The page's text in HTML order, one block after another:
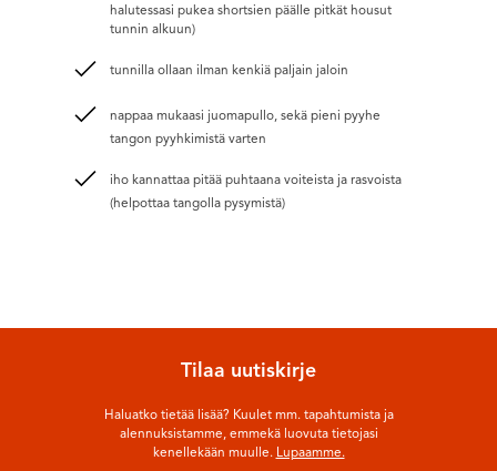
halutessasi pukea shortsien päälle pitkät housut
tunnin alkuun)
tunnilla ollaan ilman kenkiä paljain jaloin
nappaa mukaasi juomapullo, sekä pieni pyyhe
tangon pyyhkimistä varten
iho kannattaa pitää puhtaana voiteista ja rasvoista
(helpottaa tangolla pysymistä)
Tilaa uutiskirje
Haluatko tietää lisää? Kuulet mm. tapahtumista ja
alennuksistamme, emmekä luovuta tietojasi
kenellekään muulle. Lupaamme.